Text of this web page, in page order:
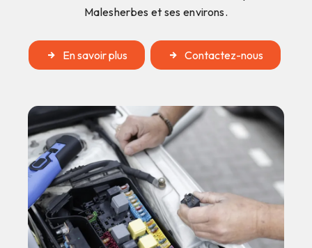
Malesherbes et ses environs.
En savoir plus Contactez-nous